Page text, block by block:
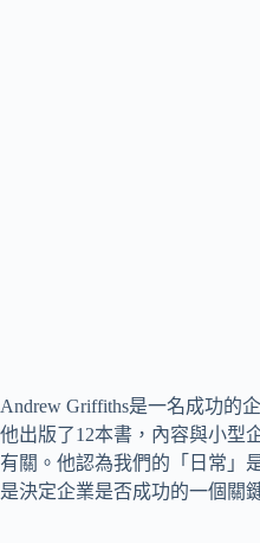
Andrew Griffiths是一名成功的
他出版了12本書，內容與小型
有關。他認為我們的「日常」
是決定企業是否成功的一個關